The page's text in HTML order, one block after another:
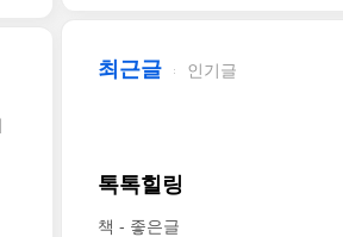
최근글 인기글
톡톡힐링
책 - 좋은글